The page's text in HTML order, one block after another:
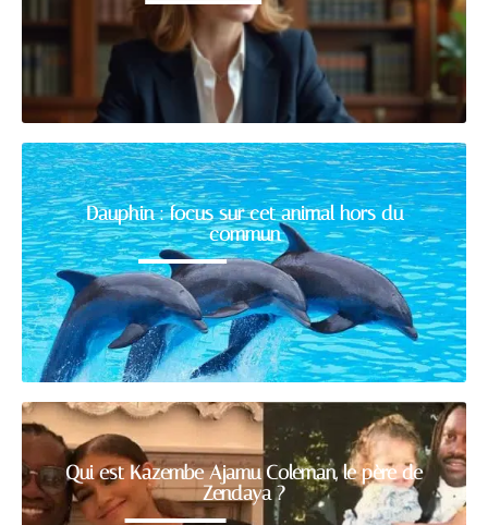
Dauphin : focus sur cet animal hors du
commun
Qui est Kazembe Ajamu Coleman, le père de
Zendaya ?